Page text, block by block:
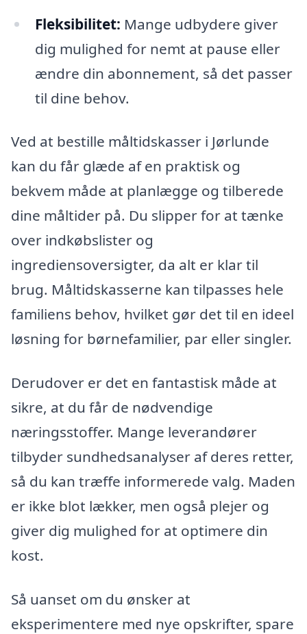
Fleksibilitet: Mange udbydere giver
dig mulighed for nemt at pause eller
ændre din abonnement, så det passer
til dine behov.
Ved at bestille måltidskasser i Jørlunde
kan du får glæde af en praktisk og
bekvem måde at planlægge og tilberede
dine måltider på. Du slipper for at tænke
over indkøbslister og
ingrediensoversigter, da alt er klar til
brug. Måltidskasserne kan tilpasses hele
familiens behov, hvilket gør det til en ideel
løsning for børnefamilier, par eller singler.
Derudover er det en fantastisk måde at
sikre, at du får de nødvendige
næringsstoffer. Mange leverandører
tilbyder sundhedsanalyser af deres retter,
så du kan træffe informerede valg. Maden
er ikke blot lækker, men også plejer og
giver dig mulighed for at optimere din
kost.
Så uanset om du ønsker at
eksperimentere med nye opskrifter, spare